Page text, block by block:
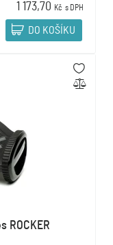
1 173,70 Kč s DPH
DO KOŠÍKU
ROCKER